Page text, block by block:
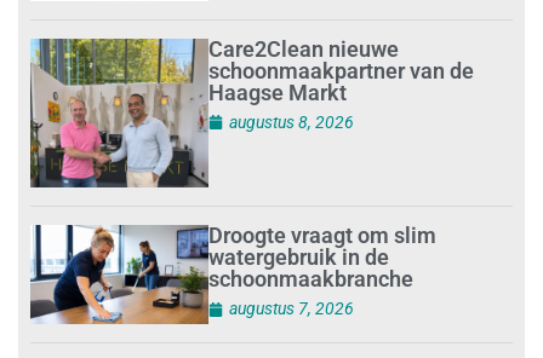
Care2Clean nieuwe
schoonmaakpartner van de
Haagse Markt
augustus 8, 2026
Droogte vraagt om slim
watergebruik in de
schoonmaakbranche
augustus 7, 2026